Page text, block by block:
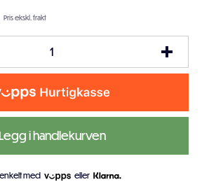
Pris ekskl. frakt
i handlekurven
med eller